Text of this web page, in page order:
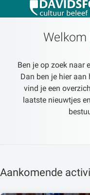
Welkom
Ben je op zoek naar
Dan ben je hier aan
vind je een
laatste nieuwtjes
Aankomende
Zoeken